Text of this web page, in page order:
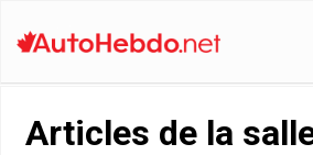
Articles de la